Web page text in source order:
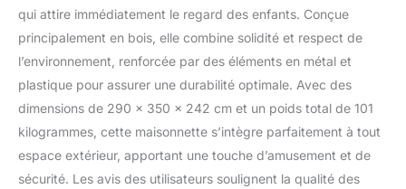
qui attire immédiatement le regard des enfants. Conçue
principalement en bois, elle combine solidité et respect de
l’environnement, renforcée par des éléments en métal et
plastique pour assurer une durabilité optimale. Avec des
dimensions de 290 x 350 x 242 cm et un poids total de 101
kilogrammes, cette maisonnette s’intègre parfaitement à tout
espace extérieur, apportant une touche d’amusement et de
sécurité. Les avis des utilisateurs soulignent la qualité des